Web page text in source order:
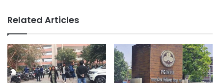
Gujarat
में
बदलाव
की
बयार
Related Articles